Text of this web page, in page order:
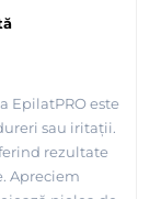
FILM elastica
EpilatPRO este
sau iritații.
rezultate
Apreciem